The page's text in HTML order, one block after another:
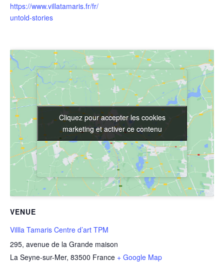
https://www.villatamaris.fr/fr/
untold-stories
VENUE
Villla Tamaris Centre d’art TPM
295, avenue de la Grande maison
La Seyne-sur-Mer, 83500 France + Google Map
Cliquez pour accepter les cookies
marketing et activer ce contenu
Cliquez pour accepter les cookies
marketing et activer ce contenu